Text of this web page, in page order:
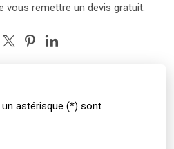
vous remettre un devis gratuit.
astérisque (*) sont